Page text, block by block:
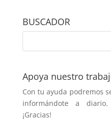
BUSCADOR
Apoya nuestro
Con tu ayuda podremos
informándote a
¡Gracias!